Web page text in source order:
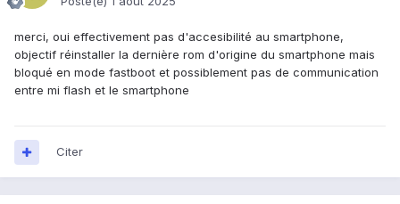
merci, oui effectivement pas d'accesibilité au smartphone,
objectif réinstaller la dernière rom d'origine du smartphone mais
bloqué en mode fastboot et possiblement pas de communication
entre mi flash et le smartphone
Citer